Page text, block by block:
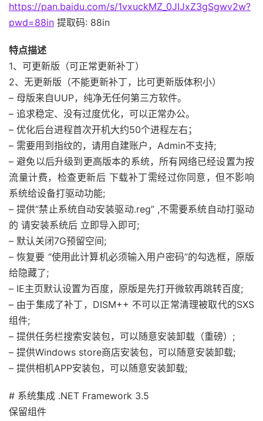
https://pan.baidu.com/s/1vxuckMZ_0JIJxZ3gSgwv2w?
pwd=88in 提取码: 88in
特点描述
1、可更新版（可正常更新补丁）
2、无更新版（不能更新补丁，比可更新版体积小）
– 母版来自UUP，纯净无任何第三方软件。
– 追求稳定、没有过度优化，可以正常办公。
– 优化后台进程首次开机大约50个进程左右；
– 需要用到指纹的，请用自建账户，Admin不支持;
– 避免以后升级到更高版本的系统，所有网络已经设置为按
流量计费，检查更新后 下载补丁需经过你同意，但不影响
系统给设备打驱动功能;
– 提供“禁止系统自动安装驱动.reg” ,不需要系统自动打驱动
的 请安装系统后 立即导入即可;
– 默认关闭7G预留空间;
– 恢复要 “使用此计算机必须输入用户密码”的勾选框，原版
给隐藏了;
– IE主页默认设置为百度，原版是先打开微软再跳转百度;
– 由于集成了补丁，DISM++ 不可以正常清理被取代的SXS
组件;
– 提供任务栏搜索安装包，可以随意安装卸载（重磅）;
– 提供Windows store商店安装包，可以随意安装卸载;
– 提供相机APP安装包，可以随意安装卸载;
# 系统集成 .NET Framework 3.5
保留组件